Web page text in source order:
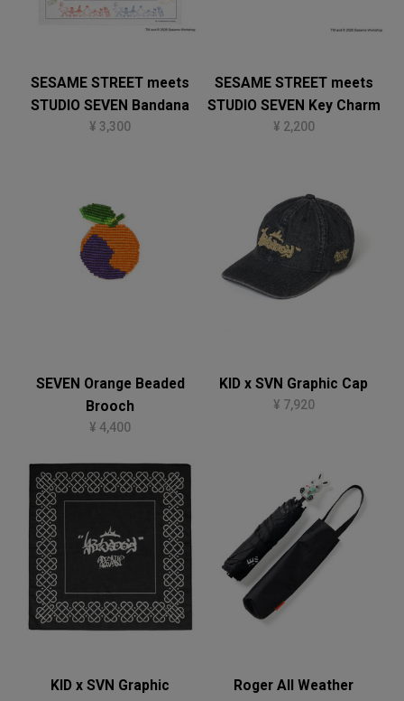
SESAME STREET meets
STUDIO SEVEN Bandana
¥ 3,300
SESAME STREET meets
STUDIO SEVEN Key Charm
¥ 2,200
SEVEN Orange Beaded
Brooch
¥ 4,400
KID x SVN Graphic Cap
¥ 7,920
KID x SVN Graphic
Roger All Weather